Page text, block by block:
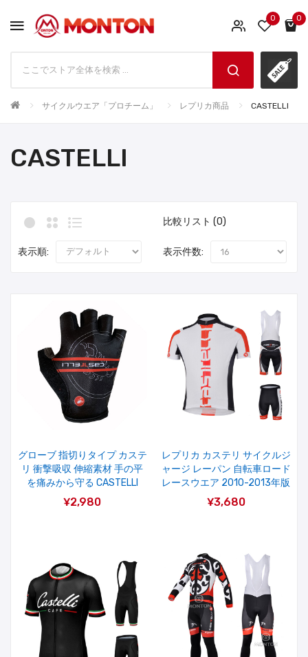
0 0
サイクルウエア「プロチーム」 レプリカ商品 CASTELLI
CASTELLI
比較リスト (0)
表示順: 表示件数:
グローブ 指切りタイプ カステ
リ 衝撃吸収 伸縮素材 手の平
を痛みから守る CASTELLI
¥2,980
レプリカ カステリ サイクルジ
ャージ レーパン 自転車ロード
レースウエア 2010-2013年版
¥3,680